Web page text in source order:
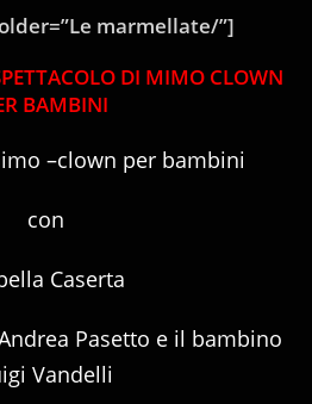
marmellate/”]
DI MIMO CLOWN
BAMBINI
–clown per bambini
con
Caserta
Pasetto e il bambino
Vandelli